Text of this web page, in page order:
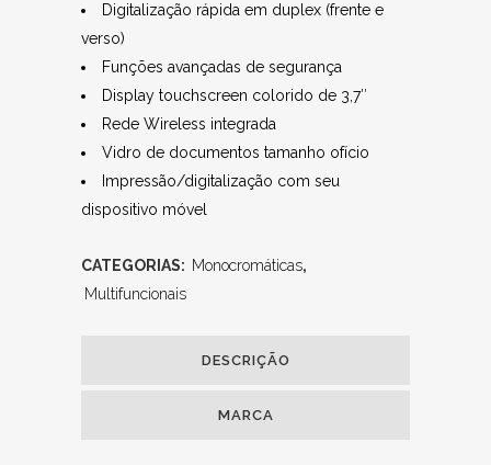
Digitalização rápida em duplex (frente e
verso)
Funções avançadas de segurança
Display touchscreen colorido de 3,7″
Rede Wireless integrada
Vidro de documentos tamanho ofício
Impressão/digitalização com seu
dispositivo móvel
CATEGORIAS: Monocromáticas,
Multifuncionais
DESCRIÇÃO
MARCA